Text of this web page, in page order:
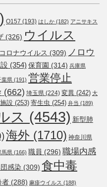
O157 (193) はしか (182) アニサキス
(326) ウイルス
コロナウイルス (309) ノロウ
(354) 保育園 (314) 兵庫県
葉県 (191) 営業停止
(662) 埼玉県 (224) 変異 (242) 大
設 (253) 寄生虫 (254) 弁当 (189)
ス (4543) 新型肺
海外 (1710) 神奈川県
馬県 (166) 職員 (296) 職場内感
感染 (309) 食中毒
者 (288) 麻疹ウイルス (188)